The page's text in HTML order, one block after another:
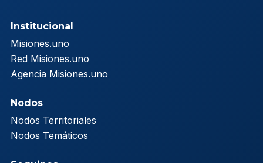
Institucional
Misiones.uno
Red Misiones.uno
Agencia Misiones.uno
Nodos
Nodos Territoriales
Nodos Temáticos